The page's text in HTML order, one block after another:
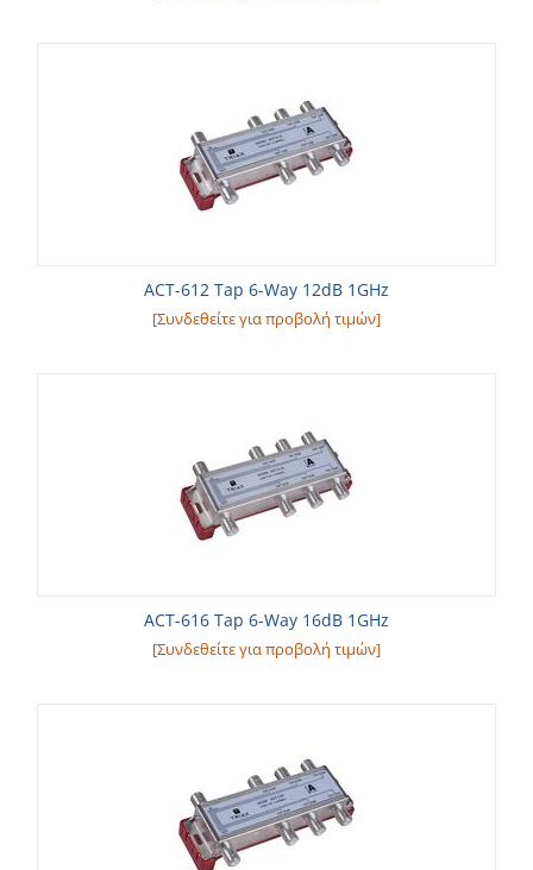
ACT-612 Tap 6-Way 12dB 1GHz
[Συνδεθείτε για προβολή τιμών]
ACT-616 Tap 6-Way 16dB 1GHz
[Συνδεθείτε για προβολή τιμών]